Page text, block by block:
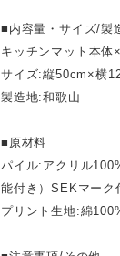
■内容量・サイズ/製
キッチンマット本体
サイズ:縦50cm×横
製造地:和歌山
■原材料
パイル:アクリル
能付き）SEKマーク
プリント生地:綿